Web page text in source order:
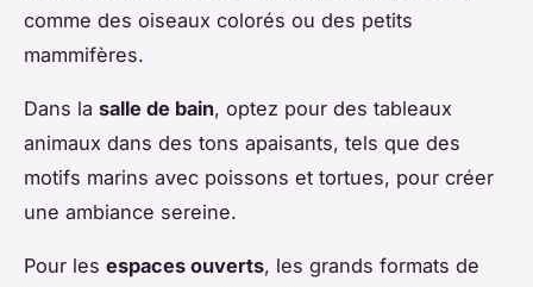
comme des oiseaux colorés ou des petits
mammifères.
Dans la salle de bain, optez pour des tableaux
animaux dans des tons apaisants, tels que des
motifs marins avec poissons et tortues, pour créer
une ambiance sereine.
Pour les espaces ouverts, les grands formats de